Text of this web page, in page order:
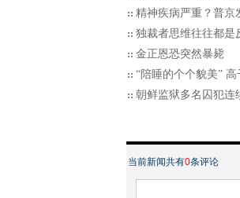
精神疾病严重？普京
独裁者思维往往都是
金正恩恐突然暴毙
“陪睡的个个貌美”
朝鲜监狱多名囚犯连
当前新闻共有0条评论